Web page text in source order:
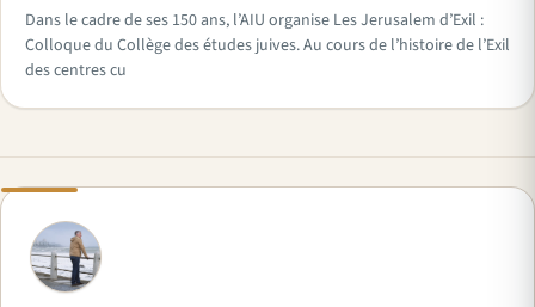
Dans le cadre de ses 150 ans, l’AIU organise Les Jerusalem d’Exil :
Colloque du Collège des études juives. Au cours de l’histoire de l’Exil
des centres cu
A